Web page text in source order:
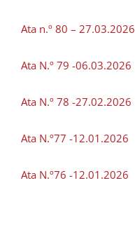
Ata n.º 80 – 27.03.2026
Ata N.º 79 -06.03.2026
Ata N.º 78 -27.02.2026
Ata N.º77 -12.01.2026
Ata N.º76 -12.01.2026